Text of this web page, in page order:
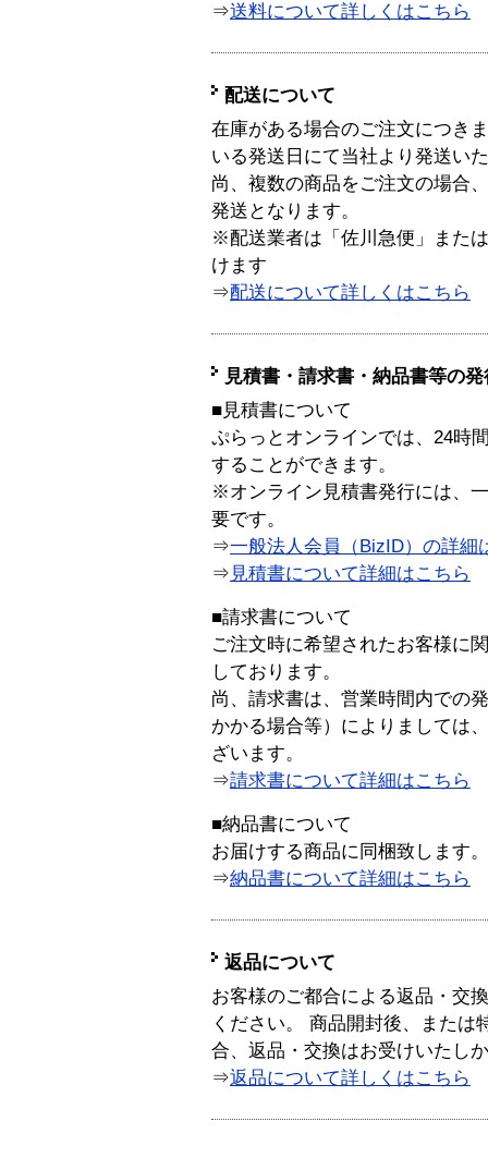
⇒送料について詳しくはこちら
配送について
在庫がある場合のご注文につき
いる発送日にて当社より発送い
尚、複数の商品をご注文の場合
発送となります。
※配送業者は「佐川急便」また
けます
⇒配送について詳しくはこちら
見積書・請求書・納品書等の
■見積書について
ぷらっとオンラインでは、24時
することができます。
※オンライン見積書発行には、
要です。
⇒一般法人会員（BizID）の詳細
⇒ 見積書について詳細はこちら
■請求書について
ご注文時に希望されたお客様に
しております。
尚、請求書は、営業時間内での
かかる場合等）によりましては
ざいます。
⇒請求書について詳細はこちら
■納品書について
お届けする商品に同梱致します。
⇒納品書について詳細はこちら
返品について
お客様のご都合による返品・交
ください。 商品開封後、または
合、返品・交換はお受けいたし
⇒返品について詳しくはこちら